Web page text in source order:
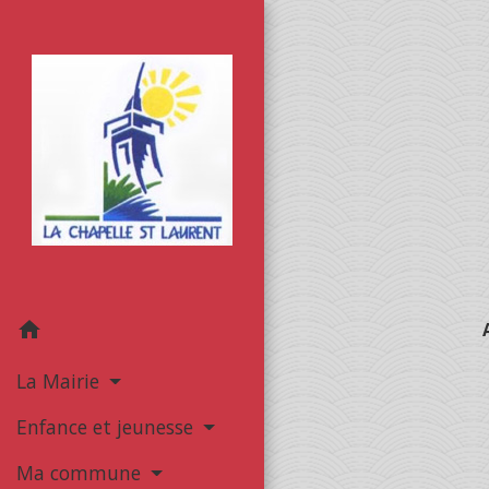
home
La Mairie
Enfance et jeunesse
Ma commune